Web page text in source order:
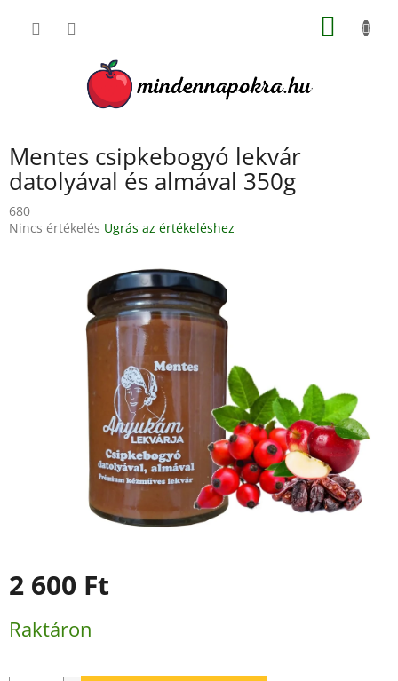
KOSÁR
Mentes csipkebogyó lekvár
datolyával és almával 350g
680
A
Nincs értékelés Ugrás az értékeléshez
2 600 Ft
Raktáron